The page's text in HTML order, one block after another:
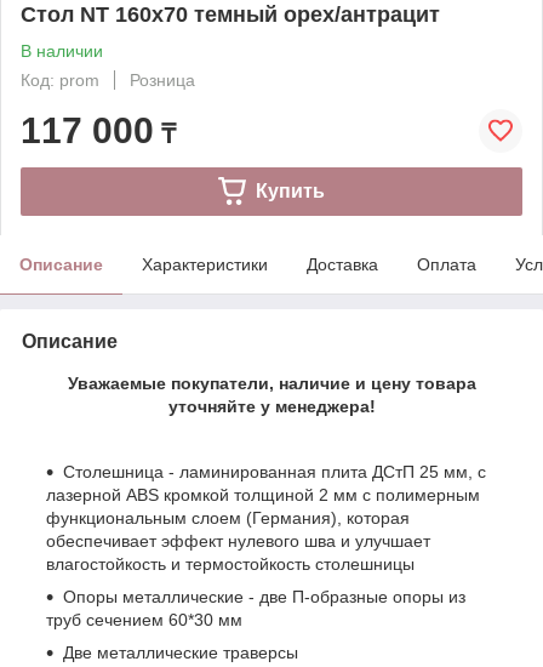
Стол NT 160x70 темный орех/антрацит
В наличии
Код: prom
Розница
117 000 ₸
Купить
Описание Характеристики Доставка Оплата
Описание
Уважаемые покупатели, наличие и цену товара
уточняйте у менеджера!
Столешница - ламинированная плита ДСтП 25 мм, с
лазерной ABS кромкой толщиной 2 мм с полимерным
функциональным слоем (Германия), которая
обеспечивает эффект нулевого шва и улучшает
влагостойкость и термостойкость столешницы
Опоры металлические - две П-образные опоры из
труб сечением 60*30 мм
Две металлические траверсы